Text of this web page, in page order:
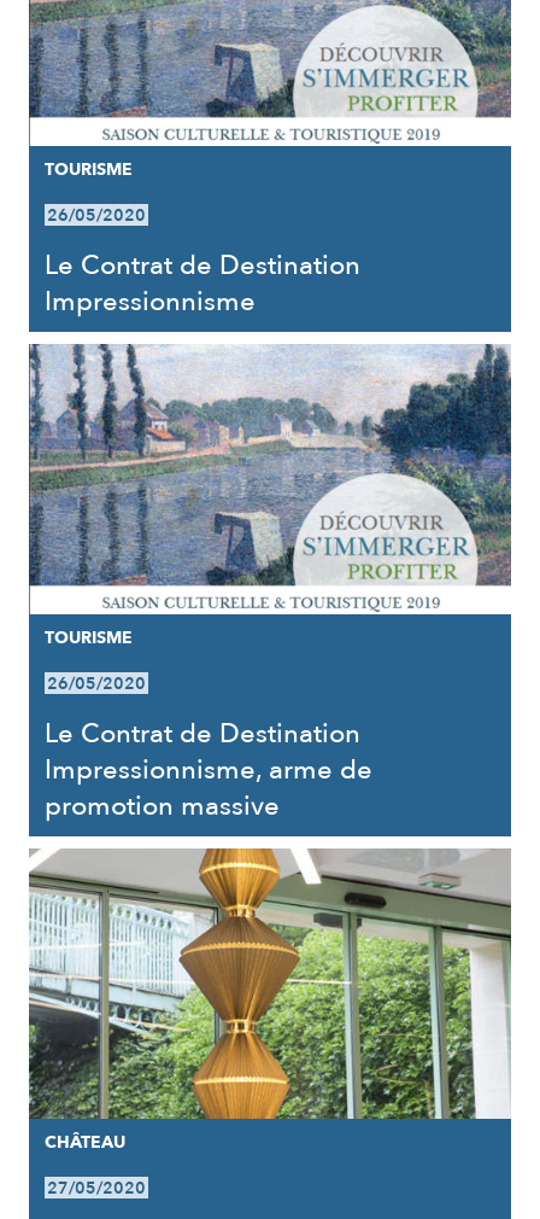
TOURISME
26/05/2020
Le Contrat de Destination
Impressionnisme
TOURISME
26/05/2020
Le Contrat de Destination
Impressionnisme, arme de
promotion massive
CHÂTEAU
27/05/2020